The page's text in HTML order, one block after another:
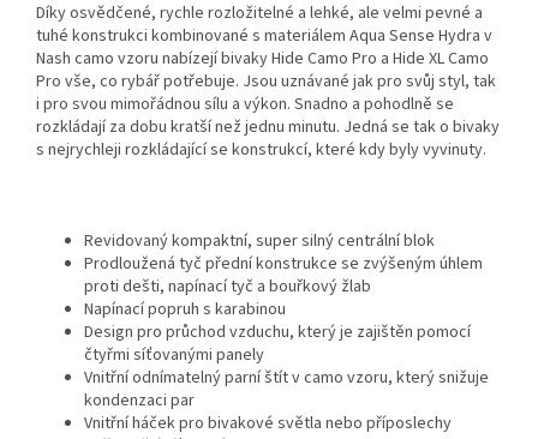
Díky osvědčené, rychle rozložitelné a lehké, ale velmi pevné a
tuhé konstrukci kombinované s materiálem Aqua Sense Hydra v
Nash camo vzoru nabízejí bivaky Hide Camo Pro a Hide XL Camo
Pro vše, co rybář potřebuje. Jsou uznávané jak pro svůj styl, tak
i pro svou mimořádnou sílu a výkon. Snadno a pohodlně se
rozkládají za dobu kratší než jednu minutu. Jedná se tak o bivaky
s nejrychleji rozkládající se konstrukcí, které kdy byly vyvinuty.
Revidovaný kompaktní, super silný centrální blok
Prodloužená tyč přední konstrukce se zvýšeným úhlem
proti dešti, napínací tyč a bouřkový žlab
Napínací popruh s karabinou
Design pro průchod vzduchu, který je zajištěn pomocí
čtyřmi síťovanými panely
Vnitřní odnímatelný parní štít v camo vzoru, který snižuje
kondenzaci par
Vnitřní háček pro bivakové světla nebo příposlechy